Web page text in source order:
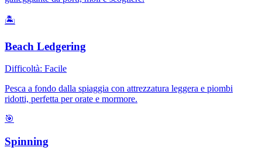
🏝️
Beach Ledgering
Difficoltà: Facile
Pesca a fondo dalla spiaggia con attrezzatura leggera e piombi
ridotti, perfetta per orate e mormore.
🎯
Spinning